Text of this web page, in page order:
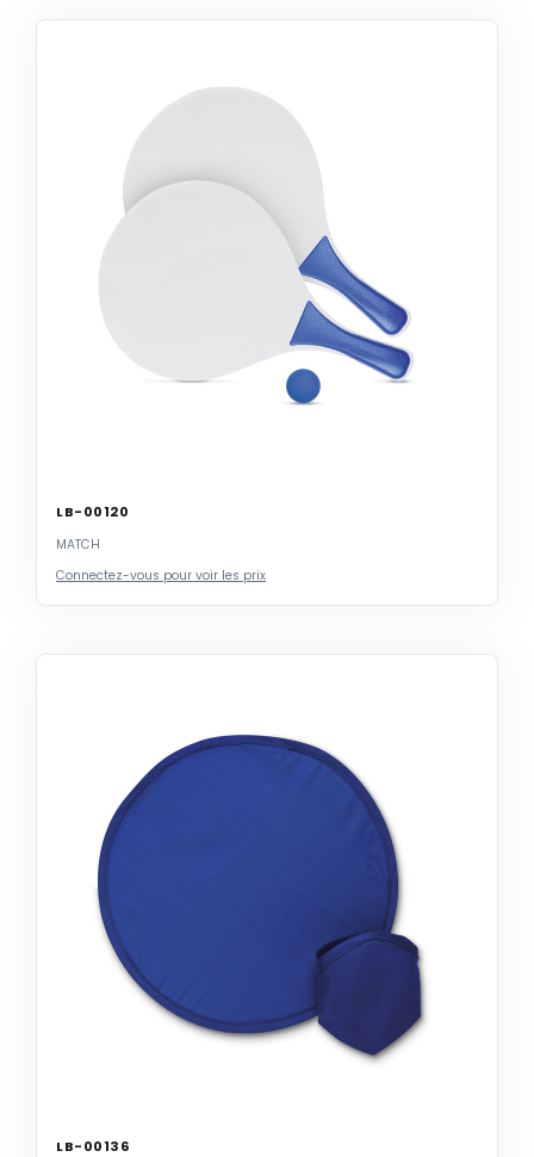
LB-00120
MATCH
Connectez-vous pour voir les prix
LB-00136